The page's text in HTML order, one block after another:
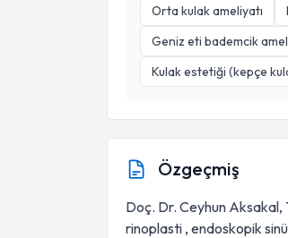
Orta kulak ameliyatı
Geniz eti bademcik
Kulak estetiği (kepçe
Özgeçmiş
Doç. Dr. Ceyhun Aksakal,
rinoplasti , endoskopik